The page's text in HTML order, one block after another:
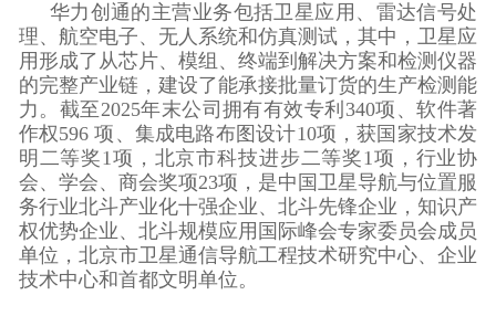
华力创通的主营业务包括卫星应用、雷达信号处
理、航空电子、无人系统和仿真测试，其中，卫星应
用形成了从芯片、模组、终端到解决方案和检测仪器
的完整产业链，建设了能承接批量订货的生产检测能
力。截至2025年末公司拥有有效专利340项、软件著
作权596 项、集成电路布图设计10项，获国家技术发
明二等奖1项，北京市科技进步二等奖1项，行业协
会、学会、商会奖项23项，是中国卫星导航与位置服
务行业北斗产业化十强企业、北斗先锋企业，知识产
权优势企业、北斗规模应用国际峰会专家委员会成员
单位，北京市卫星通信导航工程技术研究中心、企业
技术中心和首都文明单位。